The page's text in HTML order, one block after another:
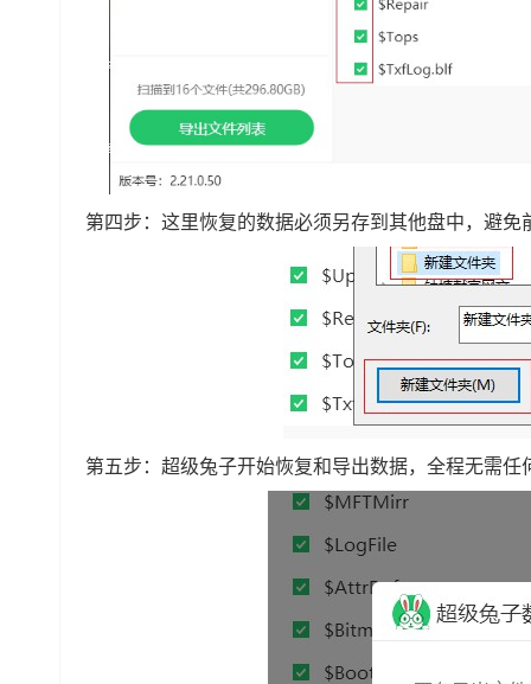
第四步：这里恢复的数据必须另存到其他盘中，避免
第五步：超级兔子开始恢复和导出数据，全程无需任